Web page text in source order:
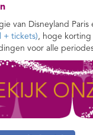
van Disneyland
+ tickets), hoge korting
voor alle